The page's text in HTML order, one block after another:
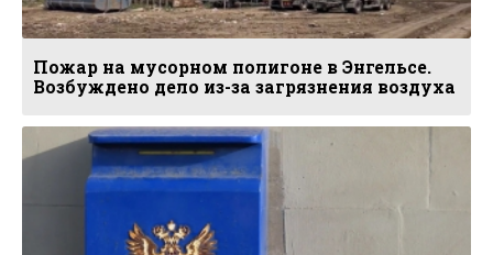
Пожар на мусорном полигоне в Энгельсе.
Возбуждено дело из-за загрязнения воздуха